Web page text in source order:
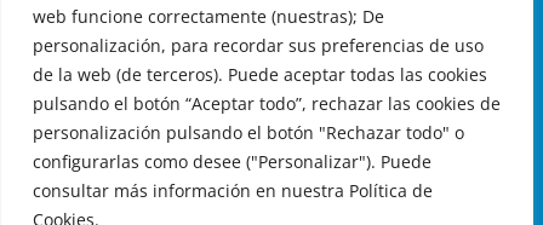
web funcione correctamente (nuestras); De
personalización, para recordar sus preferencias de uso
de la web (de terceros). Puede aceptar todas las cookies
pulsando el botón “Aceptar todo”, rechazar las cookies de
personalización pulsando el botón "Rechazar todo" o
configurarlas como desee ("Personalizar"). Puede
consultar más información en nuestra Política de
Cookies.
OTERO DE HERREROS EN LAS REDES